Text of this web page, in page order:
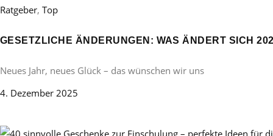
Ratgeber, Top
GESETZLICHE ÄNDERUNGEN: WAS ÄNDERT SICH
Neues Jahr, neues Glück – das wünschen wir uns
4. Dezember 2025